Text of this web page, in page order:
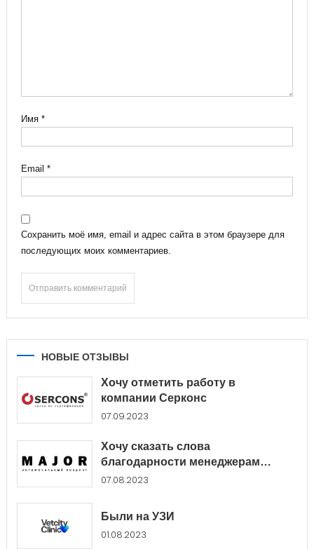
Имя *
Email *
Сохранить моё имя, email и адрес сайта в этом браузере для
последующих моих комментариев.
НОВЫЕ ОТЗЫВЫ
Хочу отметить работу в
компании Серконс
07.09.2023
Хочу сказать слова
благодарности менеджерам
Major...
07.08.2023
Были на УЗИ
01.08.2023